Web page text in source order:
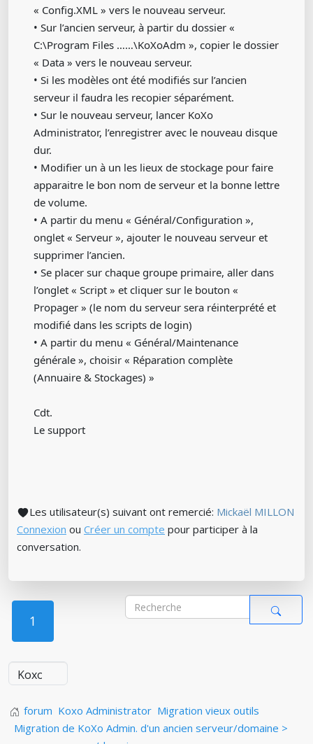
« Config.XML » vers le nouveau serveur.
• Sur l’ancien serveur, à partir du dossier «
C:\Program Files ……\KoXoAdm », copier le dossier
« Data » vers le nouveau serveur.
• Si les modèles ont été modifiés sur l’ancien
serveur il faudra les recopier séparément.
• Sur le nouveau serveur, lancer KoXo
Administrator, l’enregistrer avec le nouveau disque
dur.
• Modifier un à un les lieux de stockage pour faire
apparaitre le bon nom de serveur et la bonne lettre
de volume.
• A partir du menu « Général/Configuration »,
onglet « Serveur », ajouter le nouveau serveur et
supprimer l’ancien.
• Se placer sur chaque groupe primaire, aller dans
l’onglet « Script » et cliquer sur le bouton «
Propager » (le nom du serveur sera réinterprété et
modifié dans les scripts de login)
• A partir du menu « Général/Maintenance
générale », choisir « Réparation complète
(Annuaire & Stockages) »
Cdt.
Le support
Les utilisateur(s) suivant ont remercié: Mickaël MILLON
Connexion ou Créer un compte pour participer à la
conversation.
1
forum Koxo Administrator Migration vieux outils
Migration de KoXo Admin. d'un ancien serveur/domaine >